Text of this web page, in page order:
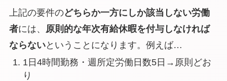
上記の要件のどちらか一方にしか該当しない労働
者には、 原則的な年次有給休暇を付与しなければ
ならないということになります。例えば…
1日4時間勤務・週所定労働日数5日→原則どお
り